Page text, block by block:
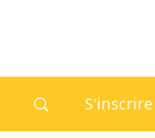
S'inscrire